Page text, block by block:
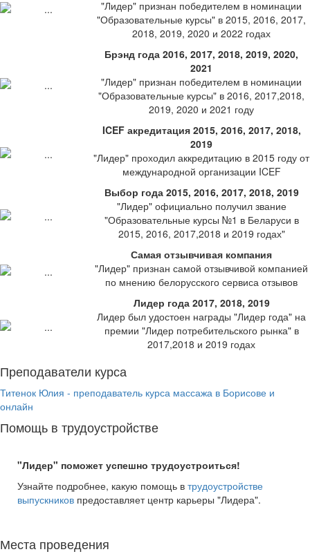
"Лидер" признан победителем в номинации
"Образовательные курсы" в 2015, 2016, 2017,
2018, 2019, 2020 и 2022 годах
Брэнд года 2016, 2017, 2018, 2019, 2020,
2021
"Лидер" признан победителем в номинации
"Образовательные курсы" в 2016, 2017,2018,
2019, 2020 и 2021 году
ICEF акредитация 2015, 2016, 2017, 2018,
2019
"Лидер" проходил аккредитацию в 2015 году от
международной организации ICEF
Выбор года 2015, 2016, 2017, 2018, 2019
"Лидер" официально получил звание
"Образовательные курсы №1 в Беларуси в
2015, 2016, 2017,2018 и 2019 годах"
Самая отзывчивая компания
"Лидер" признан самой отзывчивой компанией
по мнению белорусского сервиса отзывов
Лидер года 2017, 2018, 2019
Лидер был удостоен награды "Лидер года" на
премии "Лидер потребительского рынка" в
2017,2018 и 2019 годах
Преподаватели курса
Титенок Юлия - преподаватель курса массажа в Борисове и
онлайн
Помощь в трудоустройстве
"Лидер" поможет успешно трудоустроиться!
Узнайте подробнее, какую помощь в трудоустройстве
выпускников предоставляет центр карьеры "Лидера".
Места проведения